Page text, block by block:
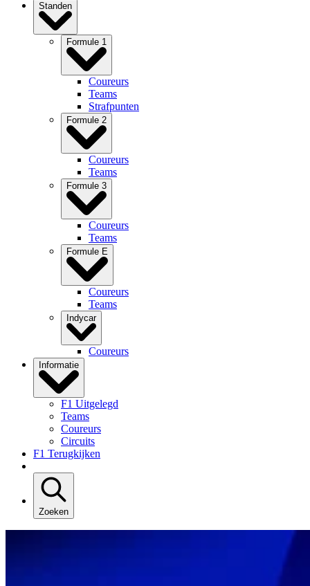
Standen
Formule 1
Coureurs
Teams
Strafpunten
Formule 2
Coureurs
Teams
Formule 3
Coureurs
Teams
Formule E
Coureurs
Teams
Indycar
Coureurs
Informatie
F1 Uitgelegd
Teams
Coureurs
Circuits
F1 Terugkijken
Zoeken